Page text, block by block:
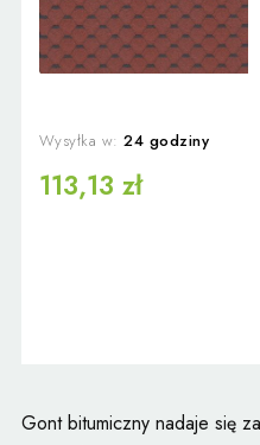
Wysyłka w: 24 godziny
113,13 zł
Gont bitumiczny nadaje się